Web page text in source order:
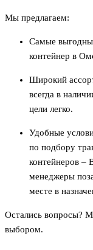
Мы предлагаем:
Самые
контейнер в
Широкий
всегда в
цели легко.
Удобные
по подбору
контейнеров –
менеджеры
месте в
Остались вопросы?
выбором.